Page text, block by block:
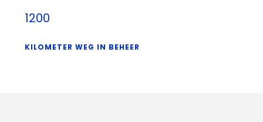
1200
KILOMETER WEG IN BEHEER